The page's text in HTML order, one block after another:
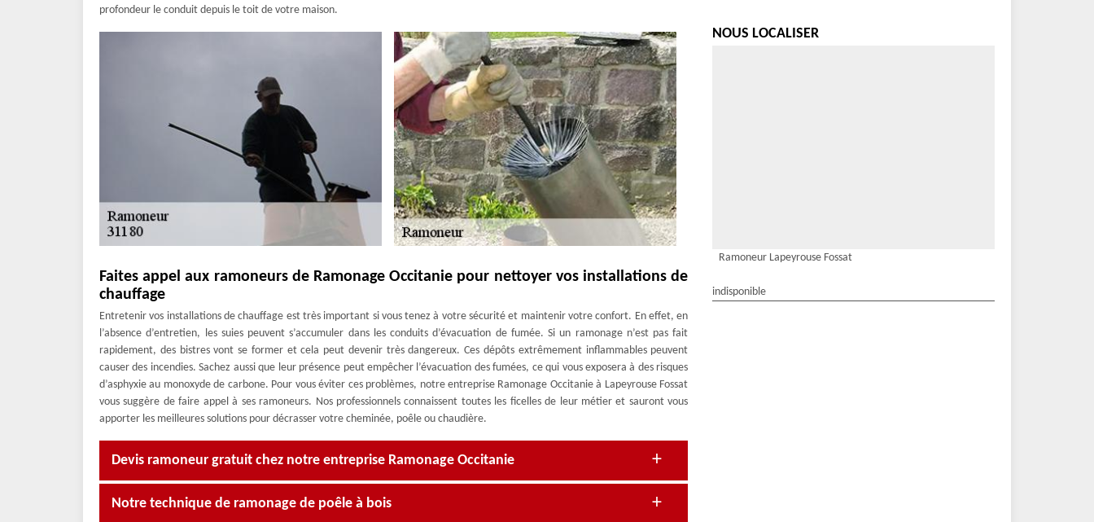
profondeur le conduit depuis le toit de votre maison.
Faites appel aux ramoneurs de Ramonage Occitanie pour nettoyer vos installations de
chauffage
Entretenir vos installations de chauffage est très important si vous tenez à votre sécurité et maintenir votre confort. En effet, en
l’absence d’entretien, les suies peuvent s’accumuler dans les conduits d’évacuation de fumée. Si un ramonage n’est pas fait
rapidement, des bistres vont se former et cela peut devenir très dangereux. Ces dépôts extrêmement inflammables peuvent
causer des incendies. Sachez aussi que leur présence peut empêcher l’évacuation des fumées, ce qui vous exposera à des risques
d’asphyxie au monoxyde de carbone. Pour vous éviter ces problèmes, notre entreprise Ramonage Occitanie à Lapeyrouse Fossat
vous suggère de faire appel à ses ramoneurs. Nos professionnels connaissent toutes les ficelles de leur métier et sauront vous
apporter les meilleures solutions pour décrasser votre cheminée, poêle ou chaudière.
Devis ramoneur gratuit chez notre entreprise Ramonage Occitanie
Notre technique de ramonage de poêle à bois
NOUS LOCALISER
Ramoneur Lapeyrouse Fossat
indisponible